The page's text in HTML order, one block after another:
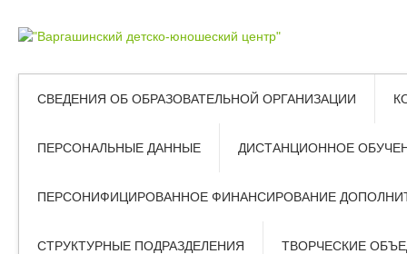
СВЕДЕНИЯ ОБ ОБРАЗОВАТЕЛЬНОЙ ОРГАНИЗАЦИИ
ПЕРСОНАЛЬНЫЕ ДАННЫЕ ДИСТАНЦИОННОЕ
ПЕРСОНИФИЦИРОВАННОЕ ФИНАНСИРОВАНИЕ
СТРУКТУРНЫЕ ПОДРАЗДЕЛЕНИЯ ТВОРЧЕСКИЕ